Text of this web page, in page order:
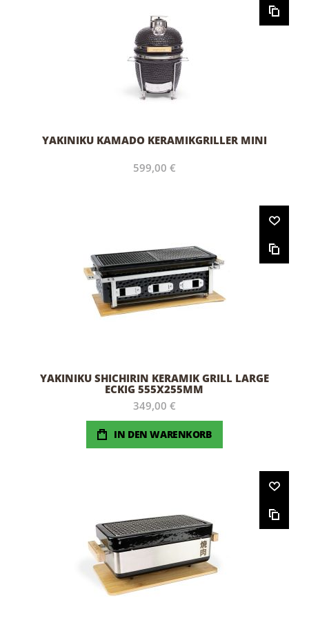
YAKINIKU KAMADO KERAMIKGRILLER MINI
599,00 €
YAKINIKU SHICHIRIN KERAMIK GRILL LARGE
ECKIG 555X255MM
349,00 €
IN DEN WARENKORB